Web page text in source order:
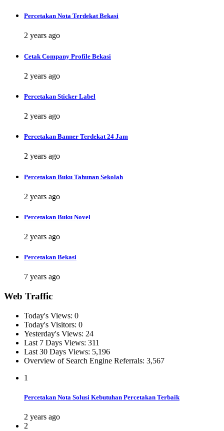
Percetakan Nota Terdekat Bekasi
2 years ago
Cetak Company Profile Bekasi
2 years ago
Percetakan Sticker Label
2 years ago
Percetakan Banner Terdekat 24 Jam
2 years ago
Percetakan Buku Tahunan Sekolah
2 years ago
Percetakan Buku Novel
2 years ago
Percetakan Bekasi
7 years ago
Web Traffic
Today's Views: 0
Today's Visitors: 0
Yesterday's Views: 24
Last 7 Days Views: 311
Last 30 Days Views: 5,196
Overview of Search Engine Referrals: 3,567
1
Percetakan Nota Solusi Kebutuhan Percetakan Terbaik
2 years ago
2